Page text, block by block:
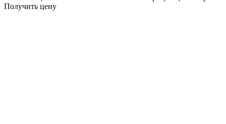
Получить цену